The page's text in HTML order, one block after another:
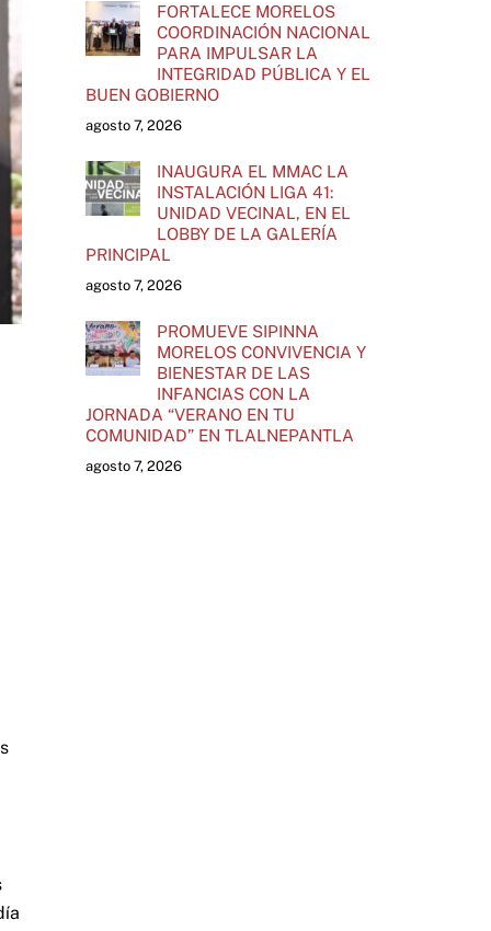
FORTALECE MORELOS
COORDINACIÓN NACIONAL
PARA IMPULSAR LA
INTEGRIDAD PÚBLICA Y EL
BUEN GOBIERNO
agosto 7, 2026
INAUGURA EL MMAC LA
INSTALACIÓN LIGA 41:
UNIDAD VECINAL, EN EL
LOBBY DE LA GALERÍA
PRINCIPAL
agosto 7, 2026
PROMUEVE SIPINNA
MORELOS CONVIVENCIA Y
BIENESTAR DE LAS
INFANCIAS CON LA
JORNADA “VERANO EN TU
COMUNIDAD” EN TLALNEPANTLA
agosto 7, 2026